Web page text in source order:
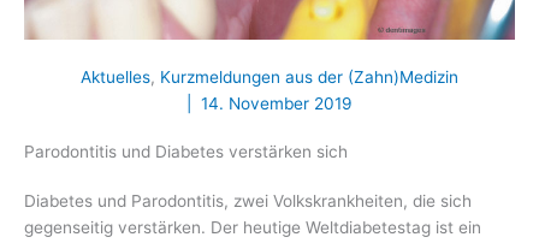
Aktuelles, Kurzmeldungen aus der (Zahn)Medizin
14. November 2019
Parodontitis und Diabetes verstärken sich
Diabetes und Parodontitis, zwei Volkskrankheiten, die sich
gegenseitig verstärken. Der heutige Weltdiabetestag ist ein